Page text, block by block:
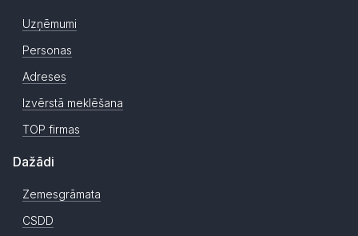
Uzņēmumi
Personas
Adreses
Izvērstā meklēšana
TOP firmas
Dažādi
Zemesgrāmata
CSDD